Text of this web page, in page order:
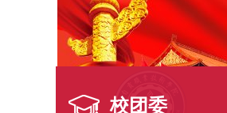
校团委